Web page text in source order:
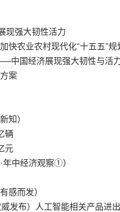
现强大韧性活力
快农业农村现代化“十五五”
短板，看这4项指标④）
中国经济展现强大韧性与活
案
知）
辆
元
中经济观察①）
感而发）
发布）人工智能相关产品进